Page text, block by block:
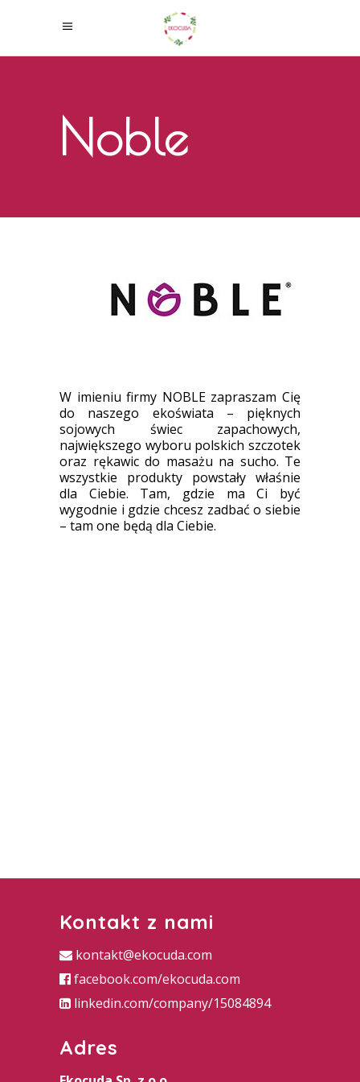
Noble
W imieniu firmy NOBLE zapraszam Cię
do naszego ekoświata – pięknych
sojowych świec zapachowych,
największego wyboru polskich szczotek
oraz rękawic do masażu na sucho. Te
wszystkie produkty powstały właśnie
dla Ciebie. Tam, gdzie ma Ci być
wygodnie i gdzie chcesz zadbać o siebie
– tam one będą dla Ciebie.
Kontakt z nami
kontakt@ekocuda.com
facebook.com/ekocuda.com
linkedin.com/company/15084894
Adres